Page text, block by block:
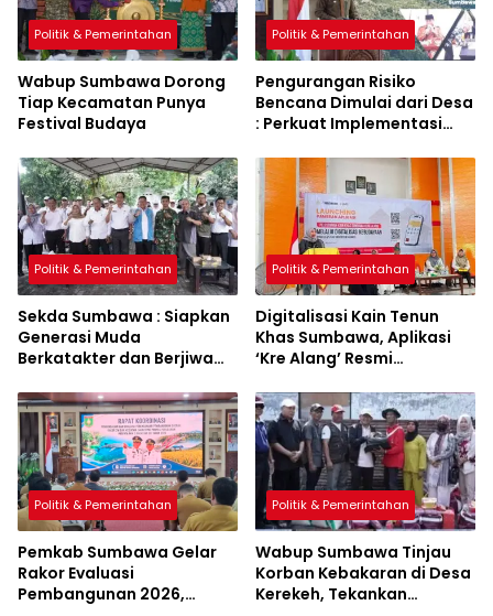
Politik & Pemerintahan
Wabup Sumbawa Dorong
Tiap Kecamatan Punya
Festival Budaya
Politik & Pemerintahan
Pengurangan Risiko
Bencana Dimulai dari Desa
: Perkuat Implementasi
Politik & Pemerintahan
Sekda Sumbawa : Siapkan
Generasi Muda
Berkatakter dan Berjiwa
Politik & Pemerintahan
Digitalisasi Kain Tenun
Khas Sumbawa, Aplikasi
‘Kre Alang’ Resmi
Politik & Pemerintahan
Pemkab Sumbawa Gelar
Rakor Evaluasi
Pembangunan 2026,
Politik & Pemerintahan
Wabup Sumbawa Tinjau
Korban Kebakaran di Desa
Kerekeh, Tekankan